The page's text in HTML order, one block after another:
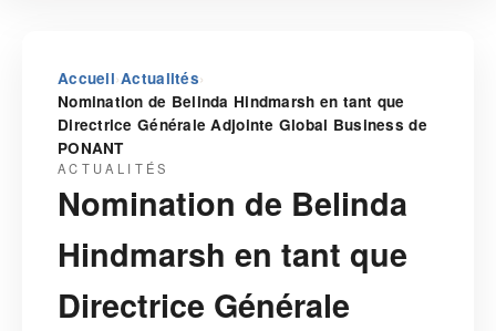
Accueil›Actualités›
Nomination de Belinda Hindmarsh en tant que
Directrice Générale Adjointe Global Business de
PONANT
ACTUALITÉS
Nomination de Belinda
Hindmarsh en tant que
Directrice Générale